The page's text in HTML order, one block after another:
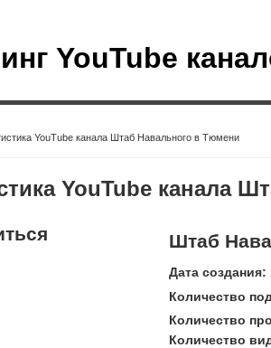
YouTube
YouTube канала Штаб Навального в Тюмени
YouTube канала
Штаб
Дата создания:
Количество
Количество
Количество